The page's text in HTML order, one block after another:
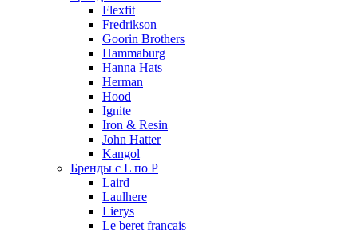
Flexfit
Fredrikson
Goorin Brothers
Hammaburg
Hanna Hats
Herman
Hood
Ignite
Iron & Resin
John Hatter
Kangol
Бренды с L по P
Laird
Laulhere
Lierys
Le beret francais